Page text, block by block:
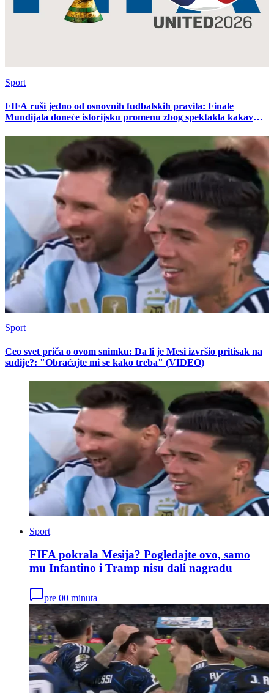
Sport
FIFA ruši jedno od osnovnih fudbalskih pravila: Finale
Mundijala doneće istorijsku promenu zbog spektakla kakav
Sport
Ceo svet priča o ovom snimku: Da li je Mesi izvršio pritisak na
sudije?: "Obraćajte mi se kako treba" (VIDEO)
Sport
FIFA pokrala Mesija? Pogledajte ovo, samo
mu Infantino i Tramp nisu dali nagradu
pre 00 minuta